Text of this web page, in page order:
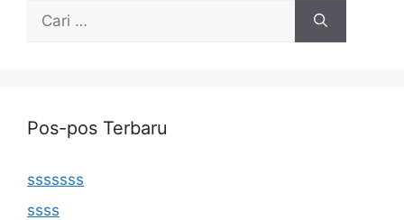
Cari
Pos-pos Terbaru
sssssss
ssss